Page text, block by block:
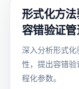
形式化方
容错验证
深入分析形式
性，提出容错
程化参数。